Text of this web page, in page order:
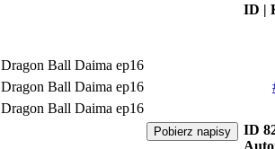
ID |
Dragon Ball Daima ep16
Dragon Ball Daima ep16
Dragon Ball Daima ep16
ID